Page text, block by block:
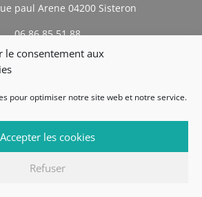
le consentement aux
pour optimiser notre site web et notre service.
Accepter les cookies
Refuser
paul Arene 04200 Sisteron
06 86 85 51 88